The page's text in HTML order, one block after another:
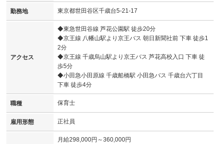
勤務地 東京都世田谷区千歳台5-21-17
アクセス
◆東急世田谷線 芦花公園駅 徒歩20分
◆京王線 八幡山駅より京王バス 朝日新聞社前 下車 徒歩1
2分
◆京王線 千歳烏山駅より京王バス 芦花高校入口 下車 徒
歩5分
◆小田急小田原線 千歳船橋駅 小田急バス 千歳台六丁目
下車 徒歩4分
職種 保育士
雇用形態 正社員
月給298,000円～360,000円